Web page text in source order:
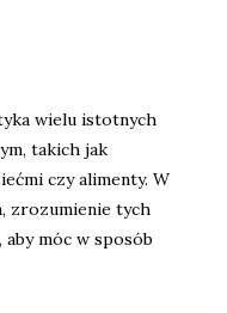
wielu istotnych
takich jak
czy alimenty. W
zrozumienie tych
móc w sposób